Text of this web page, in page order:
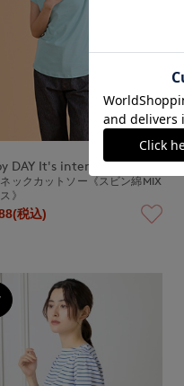
DAY It's international
ックカットソー《スビン綿MIX
》
税込)